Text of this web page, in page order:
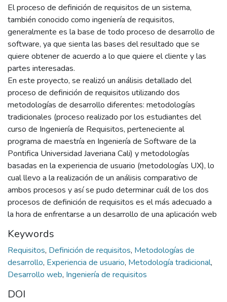
El proceso de definición de requisitos de un sistema,
también conocido como ingeniería de requisitos,
generalmente es la base de todo proceso de desarrollo de
software, ya que sienta las bases del resultado que se
quiere obtener de acuerdo a lo que quiere el cliente y las
partes interesadas.
En este proyecto, se realizó un análisis detallado del
proceso de definición de requisitos utilizando dos
metodologías de desarrollo diferentes: metodologías
tradicionales (proceso realizado por los estudiantes del
curso de Ingeniería de Requisitos, perteneciente al
programa de maestría en Ingeniería de Software de la
Pontifica Universidad Javeriana Cali) y metodologías
basadas en la experiencia de usuario (metodologías UX), lo
cual llevo a la realización de un análisis comparativo de
ambos procesos y así se pudo determinar cuál de los dos
procesos de definición de requisitos es el más adecuado a
la hora de enfrentarse a un desarrollo de una aplicación web
Keywords
Requisitos, Definición de requisitos, Metodologías de
desarrollo, Experiencia de usuario, Metodología tradicional,
Desarrollo web, Ingeniería de requisitos
DOI